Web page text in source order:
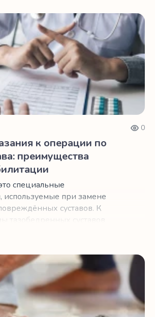
к операции по замене сустава:
0
к операции по
преимущества
специальные
используемые при замене
суставов. К
тазобедренных суставов
и препятствий.тазобедренного